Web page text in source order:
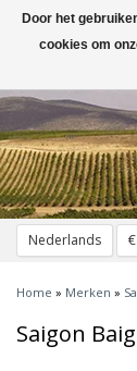
Nederlands €
Toggle
navigation
Home » Merken »
Saigon
Door het
cookies om